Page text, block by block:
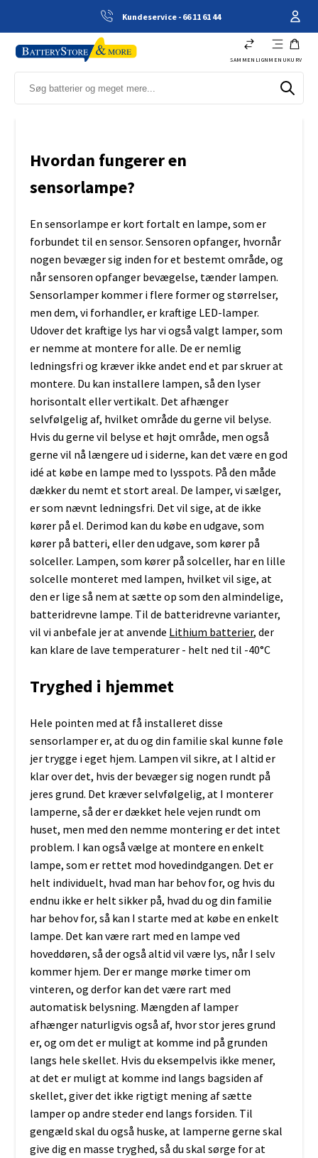
Kundeservice - 66 11 61 44
SAMMENLIGN MENU KURV
Hvordan fungerer en
sensorlampe?
En sensorlampe er kort fortalt en lampe, som er
forbundet til en sensor. Sensoren opfanger, hvornår
nogen bevæger sig inden for et bestemt område, og
når sensoren opfanger bevægelse, tænder lampen.
Sensorlamper kommer i flere former og størrelser,
men dem, vi forhandler, er kraftige LED-lamper.
Udover det kraftige lys har vi også valgt lamper, som
er nemme at montere for alle. De er nemlig
ledningsfri og kræver ikke andet end et par skruer at
montere. Du kan installere lampen, så den lyser
horisontalt eller vertikalt. Det afhænger
selvfølgelig af, hvilket område du gerne vil belyse.
Hvis du gerne vil belyse et højt område, men også
gerne vil nå længere ud i siderne, kan det være en god
idé at købe en lampe med to lysspots. På den måde
dækker du nemt et stort areal. De lamper, vi sælger,
er som nævnt ledningsfri. Det vil sige, at de ikke
kører på el. Derimod kan du købe en udgave, som
kører på batteri, eller den udgave, som kører på
solceller. Lampen, som kører på solceller, har en lille
solcelle monteret med lampen, hvilket vil sige, at
den er lige så nem at sætte op som den almindelige,
batteridrevne lampe. Til de batteridrevne varianter,
vil vi anbefale jer at anvende Lithium batterier, der
kan klare de lave temperaturer - helt ned til -40°C
Tryghed i hjemmet
Hele pointen med at få installeret disse
sensorlamper er, at du og din familie skal kunne føle
jer trygge i eget hjem. Lampen vil sikre, at I altid er
klar over det, hvis der bevæger sig nogen rundt på
jeres grund. Det kræver selvfølgelig, at I monterer
lamperne, så der er dækket hele vejen rundt om
huset, men med den nemme montering er det intet
problem. I kan også vælge at montere en enkelt
lampe, som er rettet mod hovedindgangen. Det er
helt individuelt, hvad man har behov for, og hvis du
endnu ikke er helt sikker på, hvad du og din familie
har behov for, så kan I starte med at købe en enkelt
lampe. Det kan være rart med en lampe ved
hoveddøren, så der også altid vil være lys, når I selv
kommer hjem. Der er mange mørke timer om
vinteren, og derfor kan det være rart med
automatisk belysning. Mængden af lamper
afhænger naturligvis også af, hvor stor jeres grund
er, og om det er muligt at komme ind på grunden
langs hele skellet. Hvis du eksempelvis ikke mener,
at det er muligt at komme ind langs bagsiden af
skellet, giver det ikke rigtigt mening af sætte
lamper op andre steder end langs forsiden. Til
gengæld skal du også huske, at lamperne gerne skal
give dig en masse tryghed, så du skal sørge for at